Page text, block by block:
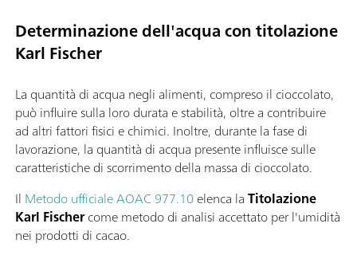
Determinazione dell'acqua con titolazione
Karl Fischer
La quantità di acqua negli alimenti, compreso il cioccolato,
può influire sulla loro durata e stabilità, oltre a contribuire
ad altri fattori fisici e chimici. Inoltre, durante la fase di
lavorazione, la quantità di acqua presente influisce sulle
caratteristiche di scorrimento della massa di cioccolato.
Il Metodo ufficiale AOAC 977.10elenca laTitolazione
Karl Fischercome metodo di analisi accettato per l'umidità
nei prodotti di cacao.